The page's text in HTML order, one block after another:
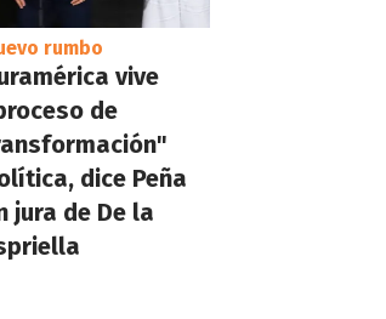
rumbo
vive
de
dice Peña
jura de De la